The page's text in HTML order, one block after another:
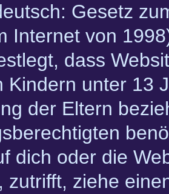
Gesetz
Internet von
dass
Kindern unter 13
der Eltern
dich oder die
zutrifft, ziehe